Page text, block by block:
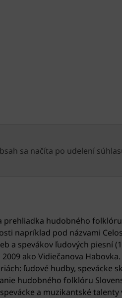
sa načíta po udelení
prehliadka hudobného
napríklad pod názvami
a spevákov ľudových piesní
ako Vidiečanova
ľudové hudby, spevácke
hudobného folklóru
a muzikantské